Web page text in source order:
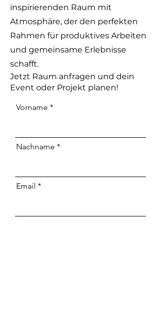
inspirierenden Raum mit
Atmosphäre, der den perfekten
Rahmen für produktives Arbeiten
und gemeinsame Erlebnisse
schafft.
Jetzt Raum anfragen und dein
Event oder Projekt planen!
Vorname
Nachname
Email